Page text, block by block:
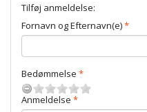
Tilføj anmeldelse:
Fornavn og Efternavn(e)
Bedømmelse
Anmeldelse